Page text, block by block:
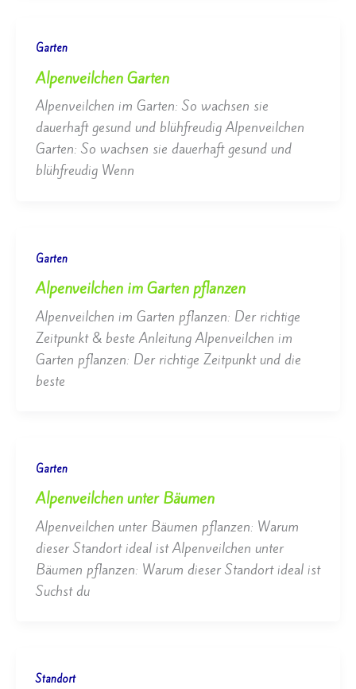
Garten
Alpenveilchen Garten
Alpenveilchen im Garten: So wachsen sie
dauerhaft gesund und blühfreudig Alpenveilchen
Garten: So wachsen sie dauerhaft gesund und
blühfreudig Wenn
Garten
Alpenveilchen im Garten pflanzen
Alpenveilchen im Garten pflanzen: Der richtige
Zeitpunkt & beste Anleitung Alpenveilchen im
Garten pflanzen: Der richtige Zeitpunkt und die
beste
Garten
Alpenveilchen unter Bäumen
Alpenveilchen unter Bäumen pflanzen: Warum
dieser Standort ideal ist Alpenveilchen unter
Bäumen pflanzen: Warum dieser Standort ideal ist
Suchst du
Standort